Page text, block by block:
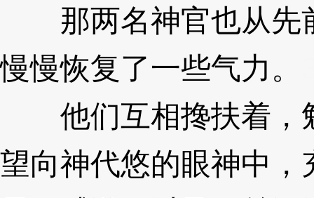
那两名神官也从先
慢慢恢复了一些气力。
他们互相搀扶着，
望向神代悠的眼神中